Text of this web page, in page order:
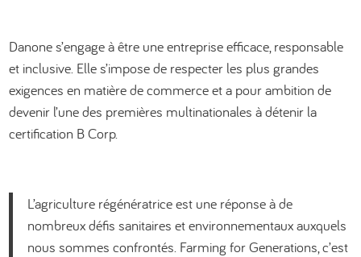
Danone s’engage à être une entreprise efficace, responsable
et inclusive. Elle s’impose de respecter les plus grandes
exigences en matière de commerce et a pour ambition de
devenir l’une des premières multinationales à détenir la
certification B Corp.
L’agriculture régénératrice est une réponse à de
nombreux défis sanitaires et environnementaux auxquels
nous sommes confrontés. Farming for Generations, c’est